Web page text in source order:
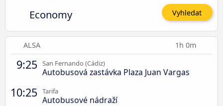
Economy Vyhledat
ALSA 1h 0m
9:25 San Fernando (Cádiz)
Autobusová zastávka Plaza Juan Vargas
10:25 Tarifa
Autobusové nádraží